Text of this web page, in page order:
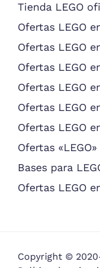
Tienda LEGO
Ofertas LEGO
Ofertas LEGO
Ofertas LEGO
Ofertas LEGO
Ofertas LEGO
Ofertas LEGO
Ofertas «LEGO»
Bases para
Ofertas LEGO
Copyright ©